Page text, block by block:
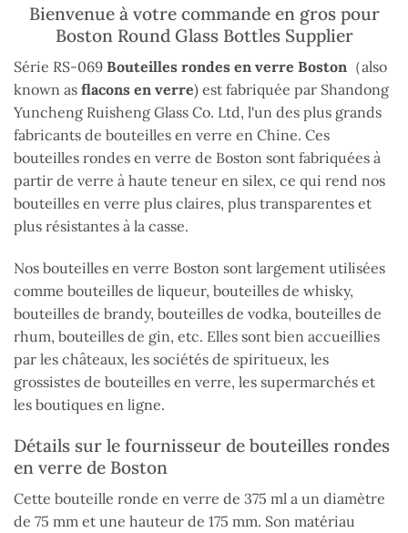
Bienvenue à votre commande en gros pour
Boston Round Glass Bottles Supplier
Série RS-069 Bouteilles rondes en verre Boston （also
known as flacons en verre) est fabriquée par Shandong
Yuncheng Ruisheng Glass Co. Ltd, l'un des plus grands
fabricants de bouteilles en verre en Chine. Ces
bouteilles rondes en verre de Boston sont fabriquées à
partir de verre à haute teneur en silex, ce qui rend nos
bouteilles en verre plus claires, plus transparentes et
plus résistantes à la casse.
Nos bouteilles en verre Boston sont largement utilisées
comme bouteilles de liqueur, bouteilles de whisky,
bouteilles de brandy, bouteilles de vodka, bouteilles de
rhum, bouteilles de gin, etc. Elles sont bien accueillies
par les châteaux, les sociétés de spiritueux, les
grossistes de bouteilles en verre, les supermarchés et
les boutiques en ligne.
Détails sur le fournisseur de bouteilles rondes
en verre de Boston
Cette bouteille ronde en verre de 375 ml a un diamètre
de 75 mm et une hauteur de 175 mm. Son matériau